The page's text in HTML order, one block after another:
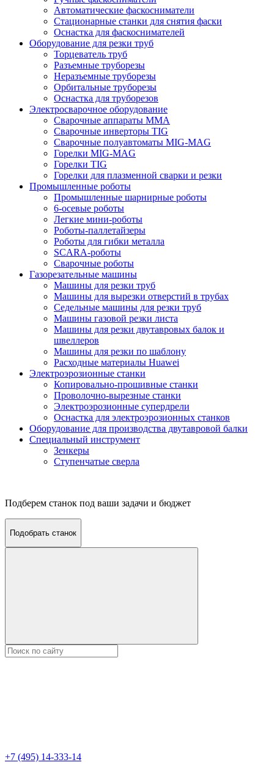
Автоматические фаскосниматели
Стационарные станки для снятия фаски
Оснастка для фаскоснимателей
Оборудование для резки труб
Торцеватель труб
Разъемные труборезы
Неразъемные труборезы
Орбитальные труборезы
Оснастка для труборезов
Электросварочное оборудование
Сварочные аппараты MMA
Сварочные инверторы TIG
Сварочные полуавтоматы MIG-MAG
Горелки MIG-MAG
Горелки TIG
Горелки для плазменной сварки и резки
Промышленные роботы
Промышленные шарнирные роботы
6-осевые роботы
Легкие мини-роботы
Роботы-паллетайзеры
Роботы для гибки металла
SCARA-роботы
Сварочные роботы
Газорезательные машины
Машины для резки труб
Машины для вырезки отверстий в трубах
Седельные машины для резки труб
Машины газовой резки листа
Машины для резки двутавровых балок и
швеллеров
Машины для резки по шаблону
Расходные материалы Huawei
Электроэрозионные станки
Копировально-прошивные станки
Проволочно-вырезные станки
Электроэрозионные супердрели
Оснастка для электроэрозионных станков
Оборудование для производства двутавровой балки
Специальный инструмент
Зенкеры
Ступенчатые сверла
Подберем станок под ваши задачи и бюджет
Подобрать станок
+7 (495) 14-333-14